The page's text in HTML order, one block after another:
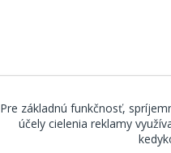
Pre základnú funkčnosť,
účely cielenia reklamy